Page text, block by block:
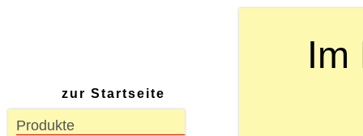
zur Startseite
Produkte
Im